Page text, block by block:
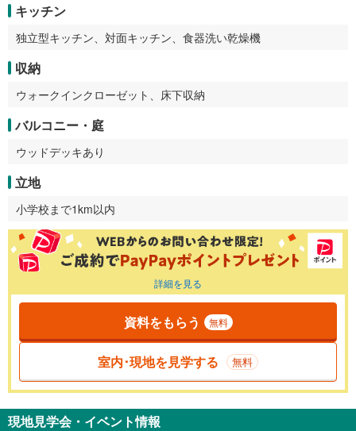
キッチン
独立型キッチン、対面キッチン、食器洗い乾燥機
収納
ウォークインクローゼット、床下収納
バルコニー・庭
ウッドデッキあり
立地
小学校まで1km以内
詳細を見る
資料をもらう 無料
室内･現地を見学する 無料
現地見学会・イベント情報